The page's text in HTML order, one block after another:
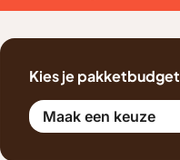
Kies je pakketbudget
Maak een keuze